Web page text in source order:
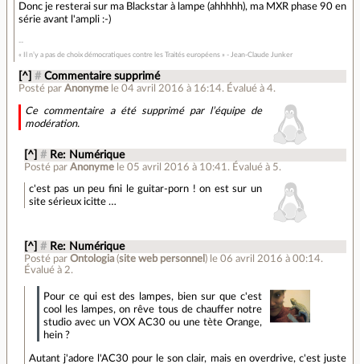
Donc je resterai sur ma Blackstar à lampe (ahhhhh), ma MXR phase 90 en
série avant l'ampli :-)
« Il n’y a pas de choix démocratiques contre les Traités européens » - Jean-Claude Junker
[^] # Commentaire supprimé
Posté parAnonyme le 04 avril 2016 à 16:14. Évalué à4.
Ce commentaire a été supprimé par l’équipe de
modération.
[^] # Re: Numérique
Posté par Anonyme le 05 avril 2016 à 10:41 . Évalué à 5.
c'est pas un peu fini le guitar-porn ! on est sur un
site sérieux icitte …
[^] # Re: Numérique
Posté par Ontologia(site web personnel ) le 06 avril 2016 à 00:14.
Évalué à 2.
Pour ce qui est des lampes, bien sur que c'est
cool les lampes, on rêve tous de chauffer notre
studio avec un VOX AC30 ou une tète Orange,
hein ?
Autant j'adore l'AC30 pour le son clair, mais en overdrive, c'est juste